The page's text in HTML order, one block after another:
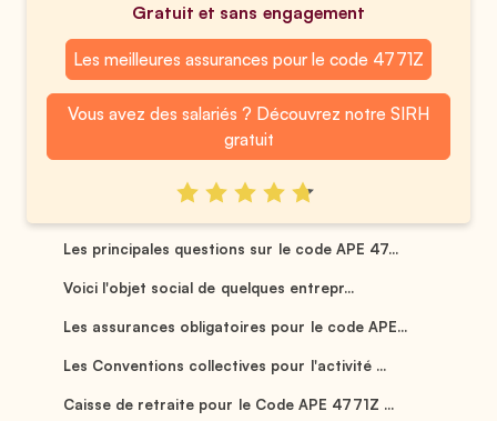
Gratuit et sans engagement
Les meilleures assurances pour le code 4771Z
Vous avez des salariés ? Découvrez notre SIRH
gratuit
Les principales questions sur le code APE 47...
Voici l'objet social de quelques entrepr...
Les assurances obligatoires pour le code APE...
Les Conventions collectives pour l'activité ...
Caisse de retraite pour le Code APE 4771Z ...